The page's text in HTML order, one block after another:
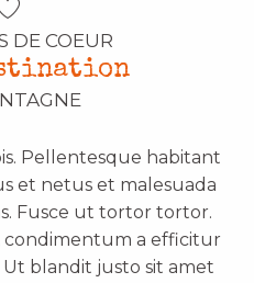
DE COEUR
Pellentesque habitant
et netus et malesuada
Fusce ut tortor tortor.
condimentum a efficitur
Ut blandit justo sit amet